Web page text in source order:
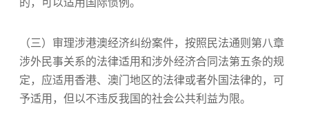
的，可以适用国际惯例。
（三）审理涉港澳经济纠纷案件，按照民法通则第八章
涉外民事关系的法律适用和涉外经济合同法第五条的规
定，应适用香港、澳门地区的法律或者外国法律的，可
予适用，但以不违反我国的社会公共利益为限。